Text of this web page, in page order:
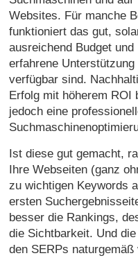
Websites. Für manche
funktioniert das gut,
ausreichend Budget und
erfahrene Unterstützung
verfügbar sind.
Erfolg mit höherem ROI
jedoch eine
Ist diese gut gemacht,
Ihre Webseiten (ganz
zu wichtigen Keywords
ersten
besser die Rankings,
die Sichtbarkeit. Und
den SERPs naturgemäß